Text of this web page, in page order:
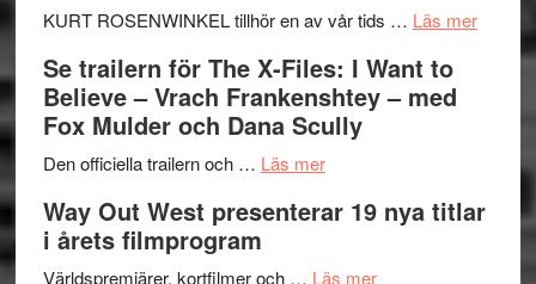
Huskvarna
Park
–
kväll
KURT ROSENWINKEL tillhör en av vår tids … Läs merom
II
Se trailern för The X-Files: I Want to
Believe – Vrach Frankenshtey – med
Fox Mulder och Dana Scully
Den officiella trailern och … Läs merom
trailern
The
Way Out West presenterar 19 nya titlar
i årets filmprogram
Världspremiärer, kortfilmer och … Läs merom